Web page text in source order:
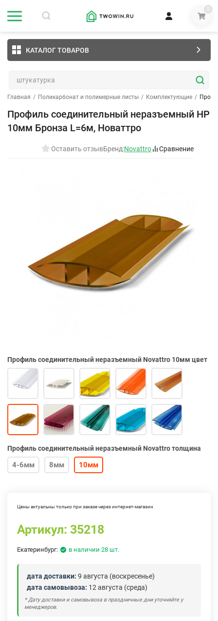
0
КАТАЛОГ ТОВАРОВ
Главная / Поликарбонат и полимерные листы / Комплектующие /
Профиль соединительный неразъемный НР
10мм Бронза L=6м, Новаттро
Оставить отзывБренд:Novattro Сравнение
Профиль соединительный неразъемный Novattro 10мм цвет
Профиль соединительный неразъемный Novattro толщина
4-6мм 8мм 10мм
Цены актуальны только при заказе через интернет-магазин
Артикул: 35218
Екатеринбург: в наличии 28 шт.
дата доставки: 9 августа (воскресенье)
дата самовывоза: 12 августа (среда)
* Дату доставки и самовывоза в праздничные дни уточняйте у
менеджеров.